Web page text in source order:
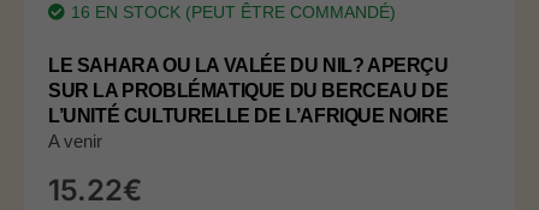
16 EN STOCK (PEUT ÊTRE COMMANDÉ)
LE SAHARA OU LA VALÉE DU NIL? APERÇU
SUR LA PROBLÉMATIQUE DU BERCEAU DE
L’UNITÉ CULTURELLE DE L’AFRIQUE NOIRE
A venir
15.22€